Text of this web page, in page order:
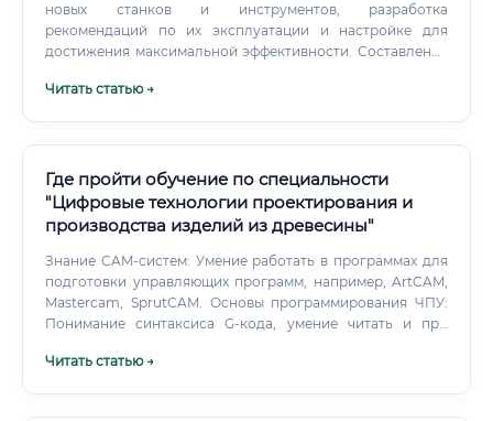
технологический университет (КНИТУ) 🎓 Уральский
лесотехнический университет (УГЛТУ, Екатеринбург)
Курсы переподготовки и повышения квалификации: 📋
очные и дистанционные программы в профильных вузах
ДПО (дополнительное профессиональное образование)
при технических университетах 📋 Онлайн-курсы на
образовательных платформах (Coursera, Stepik — базовая
курсов: ✅ Наличие государственной аккредитации и
документа об образовании ✅ Практическая
направленность — доля практики не менее 40% ✅ Связи с
работодателями отрасли ✅ Актуальность программы (не
трудоустройства Можно ли войти в профессию без опыта
новых станков и инструментов, разработка
рекомендаций по их эксплуатации и настройке для
достижения максимальной эффективности. Составление
карт, инструкций для рабочих, регламентов, схем и
Читать статью →
Где пройти обучение по специальности
"Цифровые технологии проектирования и
производства изделий из древесины"
Знание CAM-систем: Умение работать в программах для
подготовки управляющих программ, например, ArtCAM,
Mastercam, SprutCAM. Основы программирования ЧПУ:
Понимание синтаксиса G-кода, умение читать и при
программы вручную.
Читать статью →